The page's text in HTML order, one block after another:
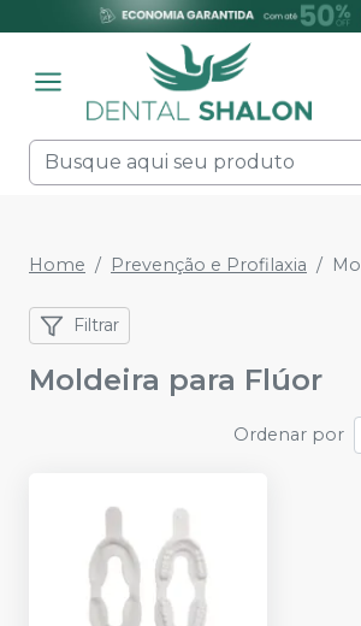
Home Prevenção e Profilaxia
Filtrar
Moldeira para Flúor
Ordenar por